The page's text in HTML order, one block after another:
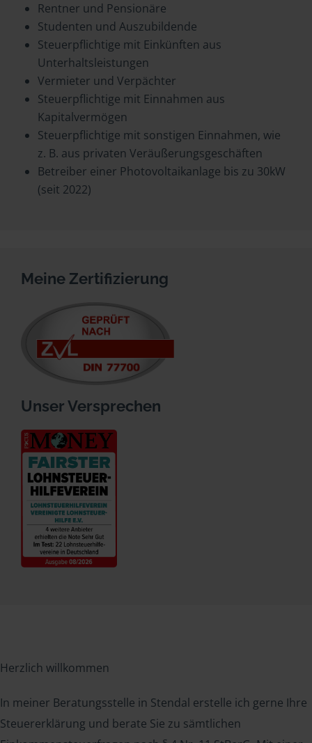
Rentner und Pensionäre
Studenten und Auszubildende
Steuerpflichtige mit Einkünften aus
Unterhaltsleistungen
Vermieter und Verpächter
Steuerpflichtige mit Einnahmen aus
Kapitalvermögen
Steuerpflichtige mit sonstigen Einnahmen, wie
z. B. aus privaten Veräußerungsgeschäften
Betreiber einer Photovoltaikanlage bis zu 30kW
(seit 2022)
Meine Zertifizierung
Unser Versprechen
Herzlich willkommen
In meiner Beratungsstelle in Stendal erstelle ich gerne Ihre
Steuererklärung und berate Sie zu sämtlichen